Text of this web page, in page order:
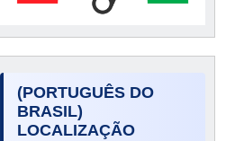
(PORTUGUÊS DO
BRASIL)
LOCALIZAÇÃO